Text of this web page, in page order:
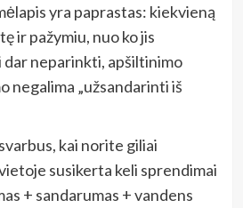
yra paprastas: kiekvieną
ir pažymiu, nuo ko jis
dar neparinkti, apšiltinimo
negalima „užsandarinti iš
kai norite giliai
susikerta keli sprendimai
+ sandarumas + vandens